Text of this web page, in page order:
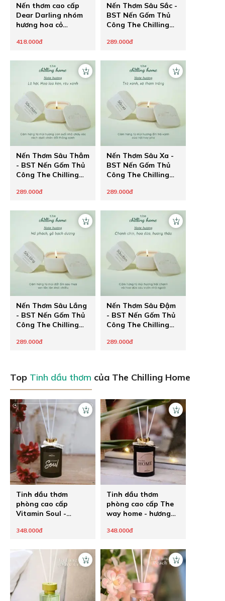
Nến thơm cao cấp
Dear Darling nhóm
hương hoa cỏ
Chilling Home
418.000đ
Nến Thơm Sâu Sắc -
BST Nến Gốm Thủ
Công The Chilling
289.000đ
Nến Thơm Sâu Thẳm
- BST Nến Gốm Thủ
Công The Chilling
289.000đ
Nến Thơm Sâu Xa -
BST Nến Gốm Thủ
Công The Chilling
289.000đ
Nến Thơm Sâu Lắng
- BST Nến Gốm Thủ
Công The Chilling
289.000đ
Nến Thơm Sâu Đậm
- BST Nến Gốm Thủ
Công The Chilling
289.000đ
Top Tinh dầu thơm của The Chilling Home
Tinh dầu thơm
phòng cao cấp
Vitamin Soul -
phương Đông
348.000đ
Tinh dầu thơm
phòng cao cấp The
way home - hương
348.000đ